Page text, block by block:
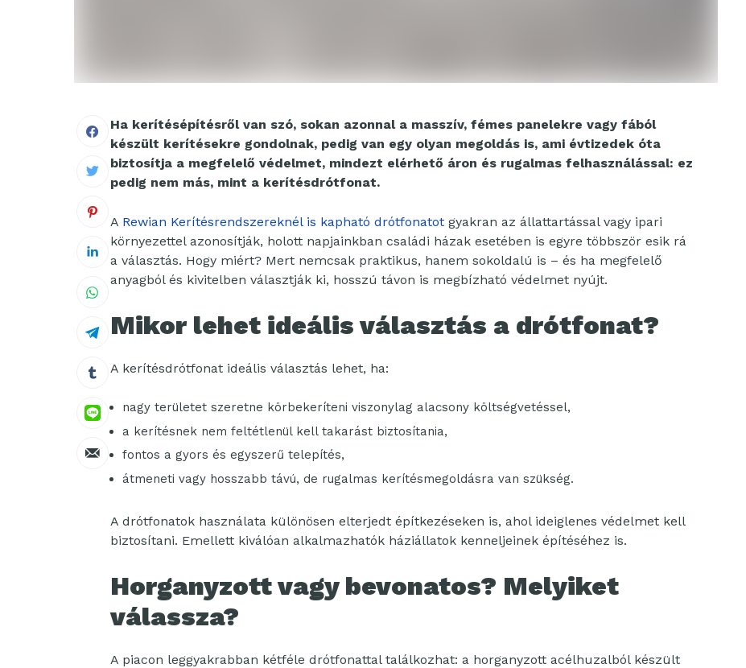
Ha kerítésépítésről van szó, sokan azonnal a masszív, fémes panelekre vagy fából
készült kerítésekre gondolnak, pedig van egy olyan megoldás is, ami évtizedek óta
biztosítja a megfelelő védelmet, mindezt elérhető áron és rugalmas felhasználással: ez
pedig nem más, mint a kerítésdrótfonat.
A Rewian Kerítésrendszereknél is kapható drótfonatot gyakran az állattartással vagy ipari
környezettel azonosítják, holott napjainkban családi házak esetében is egyre többször esik rá
a választás. Hogy miért? Mert nemcsak praktikus, hanem sokoldalú is – és ha megfelelő
anyagból és kivitelben választják ki, hosszú távon is megbízható védelmet nyújt.
Mikor lehet ideális választás a drótfonat?
A kerítésdrótfonat ideális választás lehet, ha:
nagy területet szeretne körbekeríteni viszonylag alacsony költségvetéssel,
a kerítésnek nem feltétlenül kell takarást biztosítania,
fontos a gyors és egyszerű telepítés,
átmeneti vagy hosszabb távú, de rugalmas kerítésmegoldásra van szükség.
A drótfonatok használata különösen elterjedt építkezéseken is, ahol ideiglenes védelmet kell
biztosítani. Emellett kiválóan alkalmazhatók háziállatok kenneljeinek építéséhez is.
Horganyzott vagy bevonatos? Melyiket
válassza?
A piacon leggyakrabban kétféle drótfonattal találkozhat: a horganyzott acélhuzalból készült